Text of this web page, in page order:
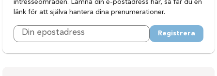
intresseområden. Lämna din e-postadress här, så får du en
länk för att själva hantera dina prenumerationer.
Registrera